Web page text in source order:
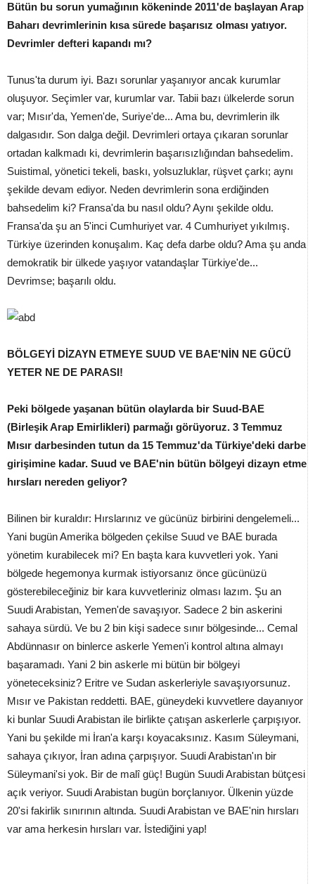
Bütün bu sorun yumağının kökeninde 2011'de başlayan Arap
Baharı devrimlerinin kısa sürede başarısız olması yatıyor.
Devrimler defteri kapandı mı?
Tunus'ta durum iyi. Bazı sorunlar yaşanıyor ancak kurumlar
oluşuyor. Seçimler var, kurumlar var. Tabii bazı ülkelerde sorun
var; Mısır'da, Yemen'de, Suriye'de... Ama bu, devrimlerin ilk
dalgasıdır. Son dalga değil. Devrimleri ortaya çıkaran sorunlar
ortadan kalkmadı ki, devrimlerin başarısızlığından bahsedelim.
Suistimal, yönetici tekeli, baskı, yolsuzluklar, rüşvet çarkı; aynı
şekilde devam ediyor. Neden devrimlerin sona erdiğinden
bahsedelim ki? Fransa'da bu nasıl oldu? Aynı şekilde oldu.
Fransa'da şu an 5'inci Cumhuriyet var. 4 Cumhuriyet yıkılmış.
Türkiye üzerinden konuşalım. Kaç defa darbe oldu? Ama şu anda
demokratik bir ülkede yaşıyor vatandaşlar Türkiye'de...
Devrimse; başarılı oldu.
BÖLGEYİ DİZAYN ETMEYE SUUD VE BAE'NİN NE GÜCÜ
YETER NE DE PARASI!
Peki bölgede yaşanan bütün olaylarda bir Suud-BAE
(Birleşik Arap Emirlikleri) parmağı görüyoruz. 3 Temmuz
Mısır darbesinden tutun da 15 Temmuz'da Türkiye'deki darbe
girişimine kadar. Suud ve BAE'nin bütün bölgeyi dizayn etme
hırsları nereden geliyor?
Bilinen bir kuraldır: Hırslarınız ve gücünüz birbirini dengelemeli...
Yani bugün Amerika bölgeden çekilse Suud ve BAE burada
yönetim kurabilecek mi? En başta kara kuvvetleri yok. Yani
bölgede hegemonya kurmak istiyorsanız önce gücünüzü
gösterebileceğiniz bir kara kuvvetleriniz olması lazım. Şu an
Suudi Arabistan, Yemen'de savaşıyor. Sadece 2 bin askerini
sahaya sürdü. Ve bu 2 bin kişi sadece sınır bölgesinde... Cemal
Abdünnasır on binlerce askerle Yemen'i kontrol altına almayı
başaramadı. Yani 2 bin askerle mi bütün bir bölgeyi
yöneteceksiniz? Eritre ve Sudan askerleriyle savaşıyorsunuz.
Mısır ve Pakistan reddetti. BAE, güneydeki kuvvetlere dayanıyor
ki bunlar Suudi Arabistan ile birlikte çatışan askerlerle çarpışıyor.
Yani bu şekilde mi İran'a karşı koyacaksınız. Kasım Süleymani,
sahaya çıkıyor, İran adına çarpışıyor. Suudi Arabistan'ın bir
Süleymani'si yok. Bir de malî güç! Bugün Suudi Arabistan bütçesi
açık veriyor. Suudi Arabistan bugün borçlanıyor. Ülkenin yüzde
20'si fakirlik sınırının altında. Suudi Arabistan ve BAE'nin hırsları
var ama herkesin hırsları var. İstediğini yap!